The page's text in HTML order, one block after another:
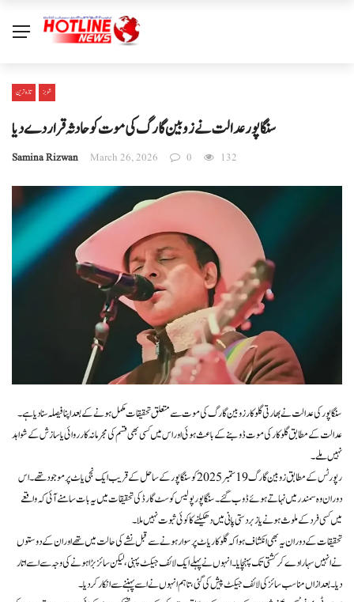
تازہ ترین شوبز
سنگاپور عدالت نے زوبین گارگ کی موت کو حادثہ قرار دے دیا
Samina Rizwan March 26, 2026 0 132
سنگاپور کی عدالت نے بھارتی گلوکار زوبین گارگ کی موت سے متعلق تحقیقات مکمل ہونے کے بعد اپنا فیصلہ سنا دیا ہے۔
عدالت کے مطابق گلوکار کی موت ڈوبنے کے باعث ہوئی اور اس میں کسی بھی قسم کی مجرمانہ کارروائی یا سازش کے شواہد
نہیں ملے۔
رپورٹس کے مطابق زوبین گارگ 19 ستمبر 2025 کو سنگاپور کے ساحل کے قریب ایک نجی یاٹ پر موجود تھے۔ اس
دوران وہ سمندر میں نہاتے ہوئے ڈوب گئے۔ سنگاپور پولیس کوسٹ گارڈ کی تحقیقات میں یہ بات سامنے آئی کہ واقعے
میں کسی فرد کے ملوث ہونے یا زبردستی پانی میں دھکیلنے کا کوئی ثبوت نہیں ملا۔
تحقیقات کے دوران یہ بھی انکشاف ہوا کہ گلوکار یاٹ پر سوار ہونے سے قبل نشے کی حالت میں تھے اور ان کے دوستوں
نے انہیں سہارا دے کر کشتی تک پہنچایا۔ انہوں نے پہلے ایک لائف جیکٹ پہنی، لیکن سائز بڑا ہونے کی وجہ سے اسے اتار
دیا۔ بعد ازاں مناسب سائز کی لائف جیکٹ پیش کی گئی، تاہم انہوں نے اسے پہننے سے انکار کر دیا۔